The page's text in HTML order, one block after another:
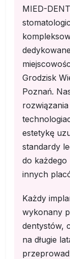
MIED-
Grodzisk
Poznań.
estetykę
standardy
do każdego
innych
Każdy
wykonany
dentystów,
na długie